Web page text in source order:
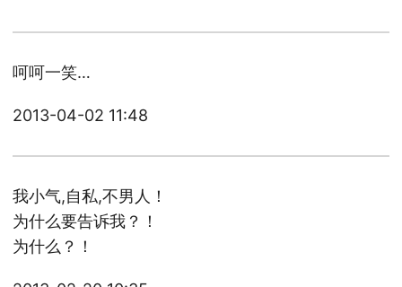
呵呵一笑…
2013-04-02 11:48
我小气,自私,不男人！
为什么要告诉我？！
为什么？！